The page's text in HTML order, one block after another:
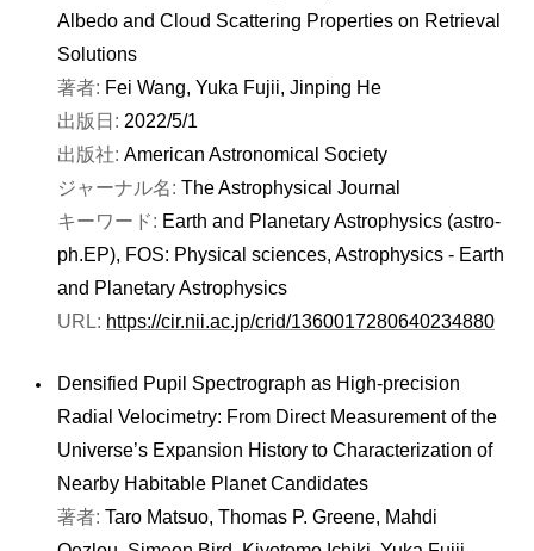
Albedo and Cloud Scattering Properties on Retrieval
Solutions
著者: Fei Wang, Yuka Fujii, Jinping He
出版日: 2022/5/1
出版社: American Astronomical Society
ジャーナル名: The Astrophysical Journal
キーワード: Earth and Planetary Astrophysics (astro-
ph.EP), FOS: Physical sciences, Astrophysics - Earth
and Planetary Astrophysics
URL: https://cir.nii.ac.jp/crid/1360017280640234880
Densified Pupil Spectrograph as High-precision
Radial Velocimetry: From Direct Measurement of the
Universe’s Expansion History to Characterization of
Nearby Habitable Planet Candidates
著者: Taro Matsuo, Thomas P. Greene, Mahdi